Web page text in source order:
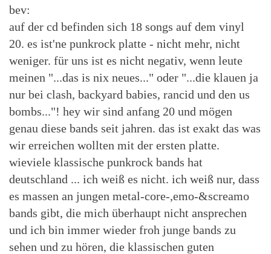
bev:
auf der cd befinden sich 18 songs auf dem vinyl
20. es ist'ne punkrock platte - nicht mehr, nicht
weniger. für uns ist es nicht negativ, wenn leute
meinen "...das is nix neues..." oder "...die klauen ja
nur bei clash, backyard babies, rancid und den us
bombs..."! hey wir sind anfang 20 und mögen
genau diese bands seit jahren. das ist exakt das was
wir erreichen wollten mit der ersten platte.
wieviele klassische punkrock bands hat
deutschland ... ich weiß es nicht. ich weiß nur, dass
es massen an jungen metal-core-,emo-&screamo
bands gibt, die mich überhaupt nicht ansprechen
und ich bin immer wieder froh junge bands zu
sehen und zu hören, die klassischen guten